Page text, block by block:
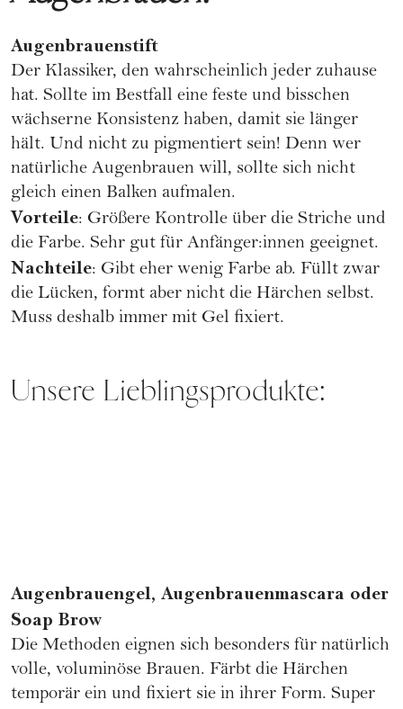
Augenbrauenstift
Der Klassiker, den wahrscheinlich jeder zuhause
hat. Sollte im Bestfall eine feste und bisschen
wächserne Konsistenz haben, damit sie länger
hält. Und nicht zu pigmentiert sein! Denn wer
natürliche Augenbrauen will, sollte sich nicht
gleich einen Balken aufmalen.
Vorteile: Größere Kontrolle über die Striche und
die Farbe. Sehr gut für Anfänger:innen geeignet.
Nachteile: Gibt eher wenig Farbe ab. Füllt zwar
die Lücken, formt aber nicht die Härchen selbst.
Muss deshalb immer mit Gel fixiert.
Unsere Lieblingsprodukte:
Augenbrauengel, Augenbrauenmascara oder
Soap Brow
Die Methoden eignen sich besonders für natürlich
volle, voluminöse Brauen. Färbt die Härchen
temporär ein und fixiert sie in ihrer Form. Super